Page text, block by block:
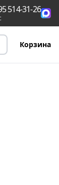
514-31-26
Корзина